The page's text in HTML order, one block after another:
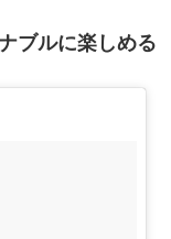
ブルに楽しめる